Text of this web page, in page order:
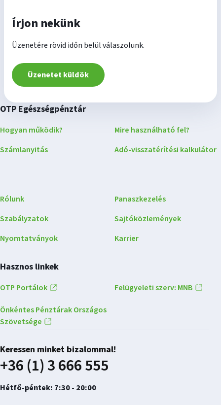
Írjon nekünk
Üzenetére rövid időn belül válaszolunk.
Üzenetet küldök
OTP Egészségpénztár
Hogyan működik?
Számlanyitás
Mire használható fel?
Adó-visszatérítési kalkulátor
Rólunk
Szabályzatok
Nyomtatványok
Panaszkezelés
Sajtóközlemények
Karrier
Hasznos linkek
OTP Portálok
Önkéntes Pénztárak Országos
Szövetsége
Felügyeleti szerv: MNB
Keressen minket bizalommal!
+36 (1) 3 666 555
Hétfő-péntek: 7:30 - 20:00